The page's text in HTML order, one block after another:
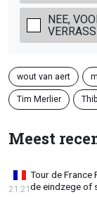
NEE,
wout van aert
Tim Merlier
Meest
Tour de France
de eindzege of
21:21